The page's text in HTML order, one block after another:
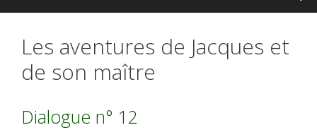
Les aventures de Jacques et
de son maître
Dialogue n° 12